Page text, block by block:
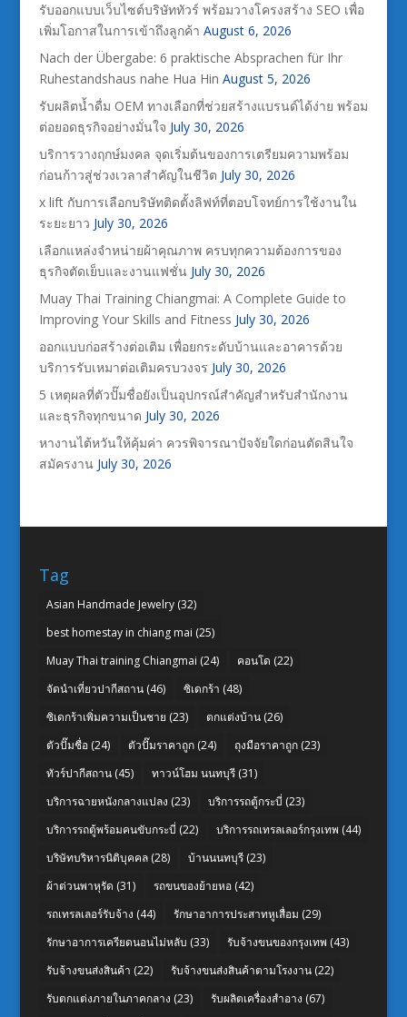
รับออกแบบเว็บไซต์บริษัททัวร์ พร้อมวางโครงสร้าง SEO เพื่อ
เพิ่มโอกาสในการเข้าถึงลูกค้า August 6, 2026
Nach der Übergabe: 6 praktische Absprachen für Ihr
Ruhestandshaus nahe Hua Hin August 5, 2026
รับผลิตน้ำดื่ม OEM ทางเลือกที่ช่วยสร้างแบรนด์ได้ง่าย พร้อม
ต่อยอดธุรกิจอย่างมั่นใจ July 30, 2026
บริการวางฤกษ์มงคล จุดเริ่มต้นของการเตรียมความพร้อม
ก่อนก้าวสู่ช่วงเวลาสำคัญในชีวิต July 30, 2026
x lift กับการเลือกบริษัทติดตั้งลิฟท์ที่ตอบโจทย์การใช้งานใน
ระยะยาว July 30, 2026
เลือกแหล่งจำหน่ายผ้าคุณภาพ ครบทุกความต้องการของ
ธุรกิจตัดเย็บและงานแฟชั่น July 30, 2026
Muay Thai Training Chiangmai: A Complete Guide to
Improving Your Skills and Fitness July 30, 2026
ออกแบบก่อสร้างต่อเติม เพื่อยกระดับบ้านและอาคารด้วย
บริการรับเหมาต่อเติมครบวงจร July 30, 2026
5 เหตุผลที่ตัวปั๊มชื่อยังเป็นอุปกรณ์สำคัญสำหรับสำนักงาน
และธุรกิจทุกขนาด July 30, 2026
หางานไต้หวันให้คุ้มค่า ควรพิจารณาปัจจัยใดก่อนตัดสินใจ
สมัครงาน July 30, 2026
Tag
Asian Handmade Jewelry(32)
best homestay in chiang mai (25)
Muay Thai training Chiangmai (24) คอนโด (22)
จัดนำเที่ยวปากีสถาน(46) ซิเดกร้า (48)
ซิเดกร้าเพิ่มความเป็นชาย (23) ตกแต่งบ้าน(26)
ตัวปั๊มชื่อ(24) ตัวปั๊มราคาถูก(24) ถุงมือราคาถูก(23)
ทัวร์ปากีสถาน(45) ทาวน์โฮม นนทบุรี(31)
บริการฉายหนังกลางแปลง (23) บริการรถตู้กระบี่ (23)
บริการรถตู้พร้อมคนขับกระบี่ (22) บริการรถเทรลเลอร์กรุงเทพ (44)
บริษัทบริหารนิติบุคคล(28) บ้านนนทบุรี(23)
ผ้าต่วนพาหุรัด (31) รถขนของย้ายหอ(42)
รถเทรลเลอร์รับจ้าง (44) รักษาอาการประสาทหูเสื่อม (29)
รักษาอาการเครียดนอนไม่หลับ (33) รับจ้างขนของกรุงเทพ (43)
รับจ้างขนส่งสินค้า (22) รับจ้างขนส่งสินค้าตามโรงงาน(22)
รับตกแต่งภายในภาคกลาง (23) รับผลิตเครื่องสำอาง (67)